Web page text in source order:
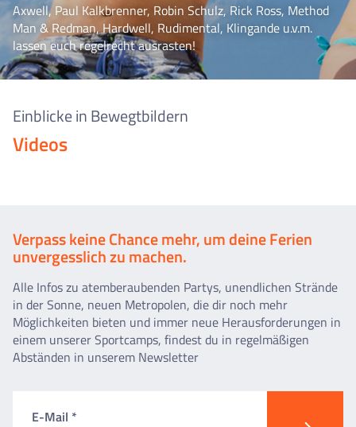
Axwell, Paul Kalkbrenner, Robin Schulz, Rick Ross, Method
Man & Redman, Hardwell, Rudimental, Klingande u.v.m.
lassen euch regelrecht ausrasten!
Einblicke in Bewegtbildern
Videos
Verpass keine Chance mehr, um deine Ferien
unvergesslich zu machen.
Alle Infos zu atemberaubenden Partys, unendlichen Strände
in der Sonne, neuen Metropolen, die dir noch mehr
Möglichkeiten bieten und immer neue Herausforderungen in
einem unserer Sportcamps, findest du in regelmäßigen
Abständen in unserem Newsletter
E-Mail *